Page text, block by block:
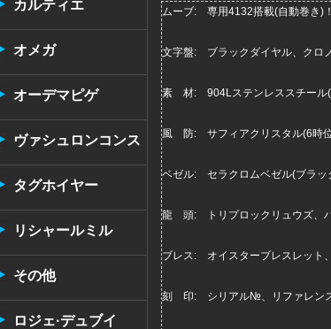
カルティエ
オメガ
オーデマピゲ
ヴァシュロンコンス
タンタン
タグホイヤー
リシャールミル
その他
ロジェ·デュブイ
ムーブ: 専用4132搭載(自動巻き)
文字盤: ブラックダイヤル、クロ
素 材: 904Lステンレススチール(
風 防: サフィアクリスタル(6時位
ベゼル: セラクロムベゼル(ブラッ
龍 頭: トリプロックリュウズ、
ブレス: オイスターブレスレット
刻 印: シリアル№、リファレンス